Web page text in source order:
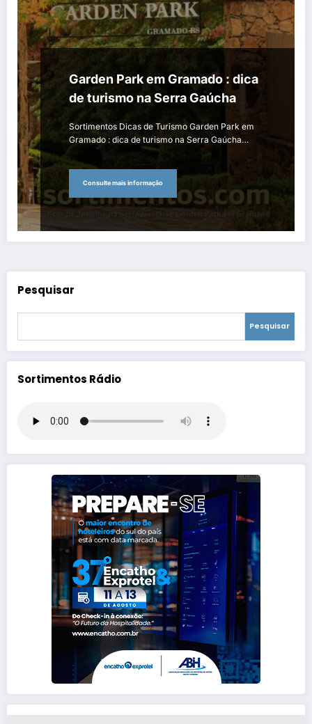
Garden Park em Gramado : dica
de turismo na Serra Gaúcha
Sortimentos Dicas de Turismo Garden Park em
Gramado : dica de turismo na Serra Gaúcha…
Consulte mais informação
Pesquisar
Pesquisar
Sortimentos Rádio